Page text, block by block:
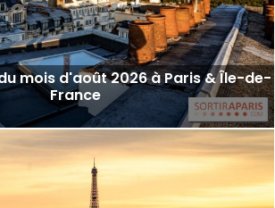
mois d'août 2026 à Paris & Île-de-
France